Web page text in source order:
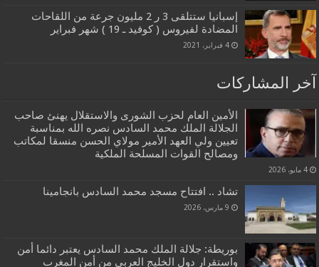
إسبانيا ستتلقى 3 ر 2 مليون جرعة من اللقاحات
المضادة لفيروس ( كوفيد ـ 19 ) شهر فبراير
4 فبراير، 2021
آخر المشاركات
الأمين العام لحزب الشورى والاستقلال يهنئ صاحب
الجلالة الملك محمد السادس نصره الله بمناسبة
تعيين ولي العهد الأمير مولاي الحسن منسقا لمكاتب
ومصالح القوات المسلحة الملكية
4 مايو، 2026
تشاد .. افتتاح مسجد محمد السادس بانجامينا
9 مارس، 2026
بوريطة: جلالة الملك محمد السادس يعتبر دائما أمن
واستقرار دول الخليج العربي من أمن المغرب